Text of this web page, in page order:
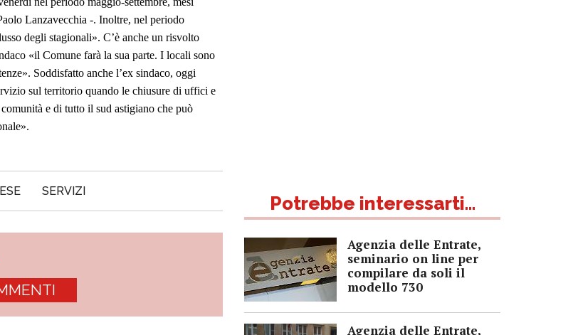
Lanzavecchia -. Inoltre, nel periodo
degli stagionali». C’è anche un risvolto
«il Comune farà la sua parte. I locali sono
Soddisfatto anche l’ex sindaco, oggi
sul territorio quando le chiusure di uffici e
e di tutto il sud astigiano che può
SERVIZI
Potrebbe interessarti...
Agenzia delle Entrate,
seminario on line per
compilare da soli il
modello 730
Agenzia delle Entrate,